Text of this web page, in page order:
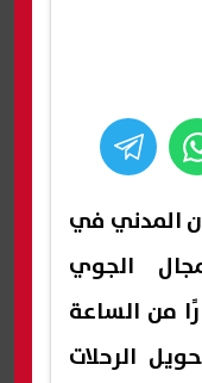
المدني في
الجوي
من الساعة
الرحلات